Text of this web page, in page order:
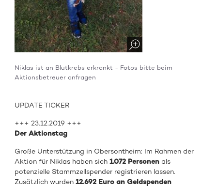
Niklas ist an Blutkrebs erkrankt - Fotos bitte beim
Aktionsbetreuer anfragen
UPDATE TICKER
+++ 23.12.2019 +++
Der Aktionstag
Große Unterstützung in Obersontheim: Im Rahmen der
Aktion für Niklas haben sich1.072 Personen als
potenzielle Stammzellspender registrieren lassen.
Zusätzlich wurden12.692 Euro an Geldspenden